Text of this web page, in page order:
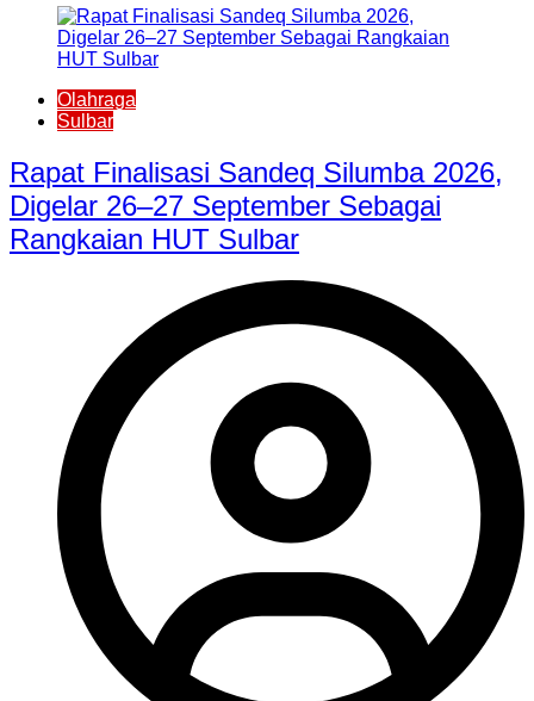
Olahraga
Sulbar
Rapat Finalisasi Sandeq Silumba 2026,
Digelar 26–27 September Sebagai
Rangkaian HUT Sulbar